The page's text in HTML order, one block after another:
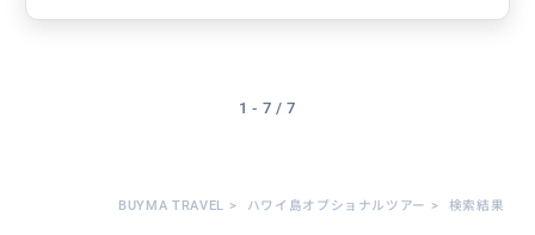
1 - 7 / 7
BUYMA TRAVEL > ハワイ島オプショナルツアー > 検索結果